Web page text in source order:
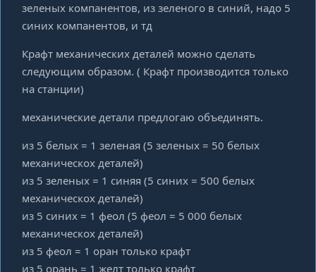
зеленых компанентов, из зеленого в синий, надо 5
синих компанентов, и тд
Крафт механических деталей можно сделать
следующим образом. ( Крафт производится только
на станции)
механические детали предлогаю объединять.
из 5 белых = 1 зеленая (5 зеленых = 50 белых
механическох деталей)
из 5 зеленых = 1 синяя (5 синих = 500 белых
механическох деталей)
из 5 синих = 1 феол (5 феол = 5 000 белых
механическох деталей)
из 5 феол = 1 оран только крафт
из 5 орань = 1 желт только крафт